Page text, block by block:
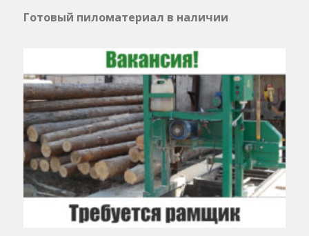
Готовый пиломатериал в наличии